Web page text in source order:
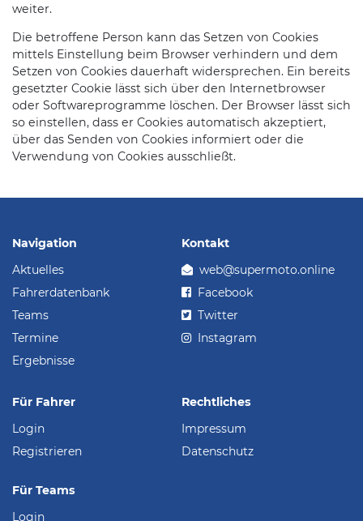
weiter.
Die betroffene Person kann das Setzen von Cookies
mittels Einstellung beim Browser verhindern und dem
Setzen von Cookies dauerhaft widersprechen. Ein bereits
gesetzter Cookie lässt sich über den Internetbrowser
oder Softwareprogramme löschen. Der Browser lässt sich
so einstellen, dass er Cookies automatisch akzeptiert,
über das Senden von Cookies informiert oder die
Verwendung von Cookies ausschließt.
Navigation
Aktuelles
Fahrerdatenbank
Teams
Termine
Ergebnisse
Kontakt
web@supermoto.online
Facebook
Twitter
Instagram
Für Fahrer
Login
Registrieren
Für Teams
Login
Rechtliches
Impressum
Datenschutz